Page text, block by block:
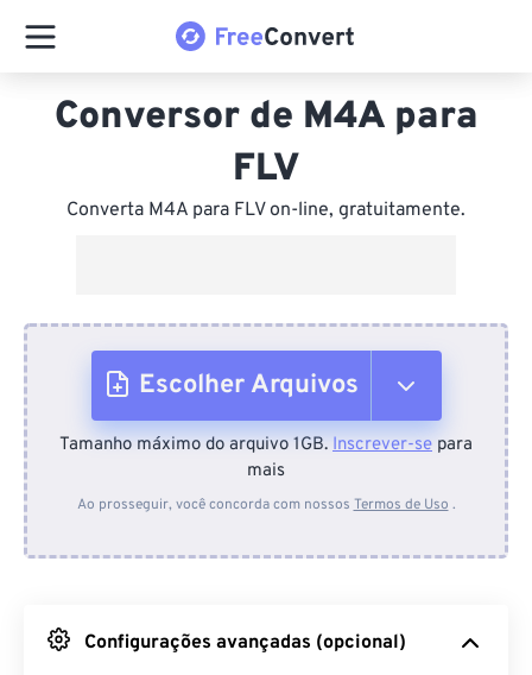
Conversor de M4A para
FLV
Converta M4A para FLV on-line, gratuitamente.
Escolher Arquivos
Do dispositivo
Do Google Drive
Tamanho máximo do arquivo 1GB. Inscrever-se para
mais
Ao prosseguir, você concorda com nossos Termos de Uso .
Configurações avançadas (opcional)